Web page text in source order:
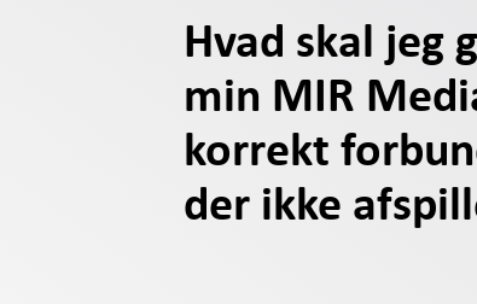
Hvad skal jeg
min MIR
korrekt
der ikke